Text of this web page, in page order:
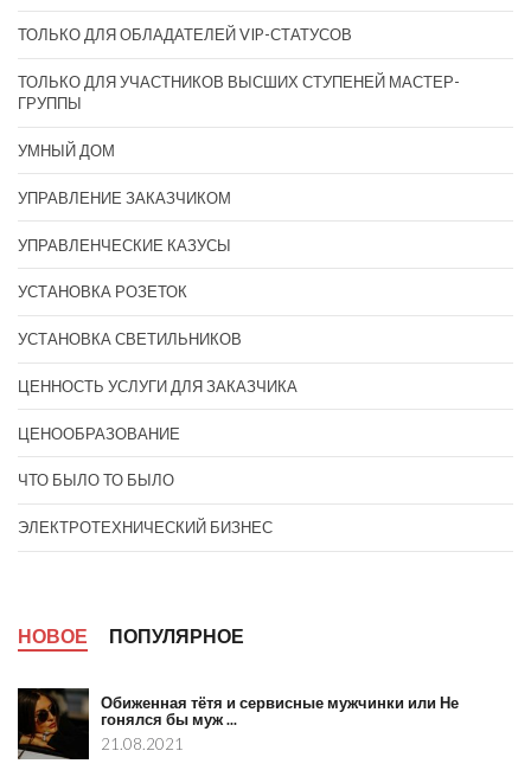
ТОЛЬКО ДЛЯ ОБЛАДАТЕЛЕЙ VIP-СТАТУСОВ
ТОЛЬКО ДЛЯ УЧАСТНИКОВ ВЫСШИХ СТУПЕНЕЙ МАСТЕР-
ГРУППЫ
УМНЫЙ ДОМ
УПРАВЛЕНИЕ ЗАКАЗЧИКОМ
УПРАВЛЕНЧЕСКИЕ КАЗУСЫ
УСТАНОВКА РОЗЕТОК
УСТАНОВКА СВЕТИЛЬНИКОВ
ЦЕННОСТЬ УСЛУГИ ДЛЯ ЗАКАЗЧИКА
ЦЕНООБРАЗОВАНИЕ
ЧТО БЫЛО ТО БЫЛО
ЭЛЕКТРОТЕХНИЧЕСКИЙ БИЗНЕС
НОВОЕ ПОПУЛЯРНОЕ
Обиженная тётя и сервисные мужчинки или Не
гонялся бы муж ...
21.08.2021